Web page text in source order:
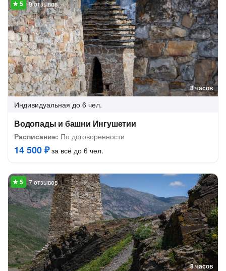
8 часов
9 отзывов
Индивидуальная до 6 чел.
Водопады и башни Ингушетии
Расписание: По договоренности
14 500 ₽за всё до 6 чел.
8 часов
7 отзывов